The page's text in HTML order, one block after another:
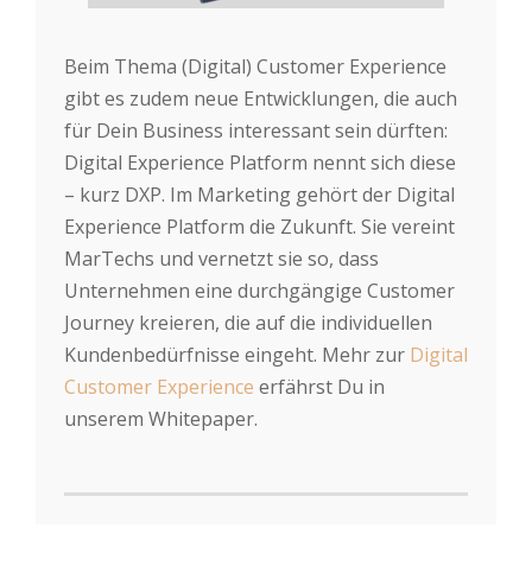
Beim Thema (Digital) Customer Experience
gibt es zudem neue Entwicklungen, die auch
für Dein Business interessant sein dürften:
Digital Experience Platform nennt sich diese
– kurz DXP. Im Marketing gehört der Digital
Experience Platform die Zukunft. Sie vereint
MarTechs und vernetzt sie so, dass
Unternehmen eine durchgängige Customer
Journey kreieren, die auf die individuellen
Kundenbedürfnisse eingeht. Mehr zur Digital
Customer Experience erfährst Du in
unserem Whitepaper.